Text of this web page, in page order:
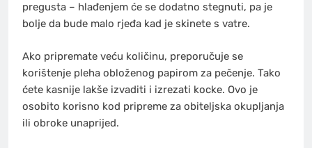
pregusta – hlađenjem će se dodatno stegnuti, pa je
bolje da bude malo rjeđa kad je skinete s vatre.
Ako pripremate veću količinu, preporučuje se
korištenje pleha obloženog papirom za pečenje. Tako
ćete kasnije lakše izvaditi i izrezati kocke. Ovo je
osobito korisno kod pripreme za obiteljska okupljanja
ili obroke unaprijed.